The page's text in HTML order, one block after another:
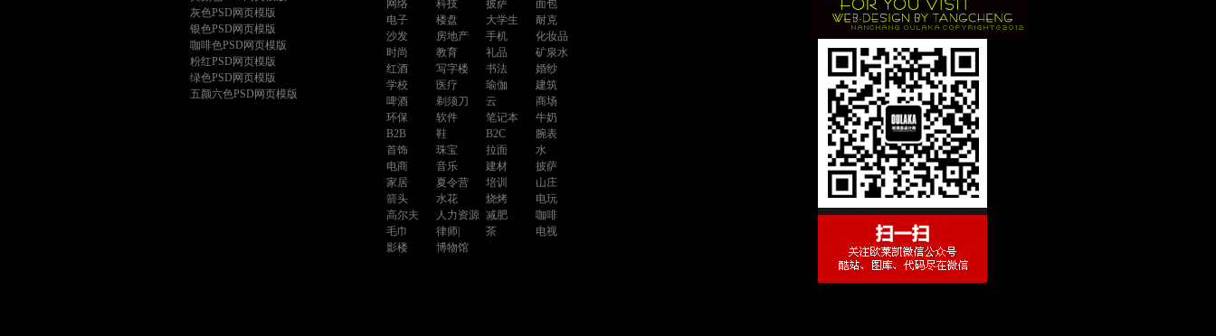
灰色PSD网页模版
银色PSD网页模版
咖啡色PSD网页模版
粉红PSD网页模版
绿色PSD网页模版
五颜六色PSD网页模版
网络
科技 披萨
面包
电子
楼盘 大学生
耐克
沙发
房地产 手机
化妆品
时尚
教育 礼品
矿泉水
红酒
写字楼 书法
婚纱
学校
医疗 瑜伽
建筑
啤酒
剃须刀 云
商场
环保
软件 笔记本
牛奶
B2B
鞋 B2C
腕表
首饰
珠宝 拉面
水
电商
音乐 建材
披萨
家居
夏令营 培训
山庄
箭头
水花 烧烤
电玩
高尔夫
人力资源 减肥
咖啡
毛巾
律师| 茶
电视
影楼
博物馆